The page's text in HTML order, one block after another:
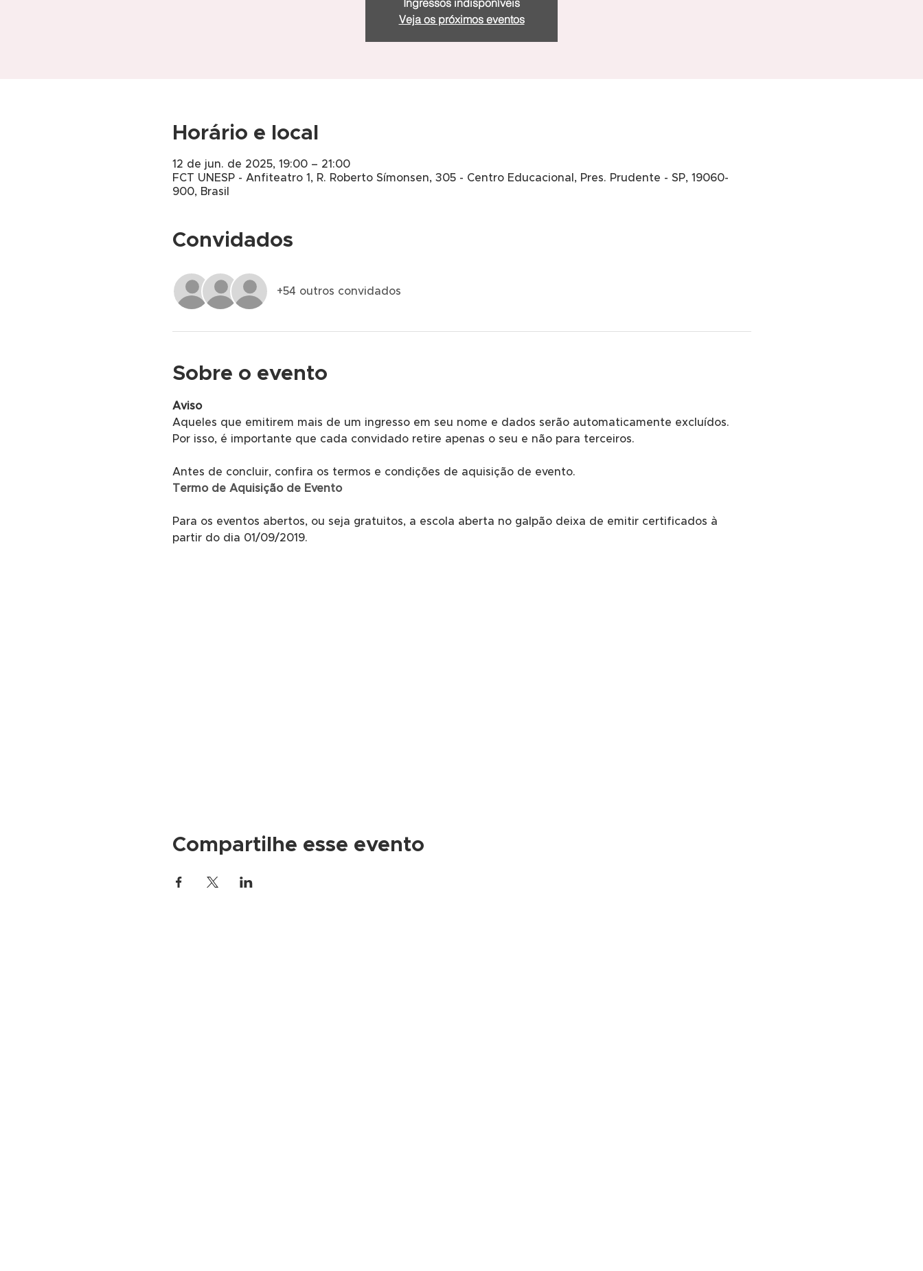
Ingressos indisponíveis
Veja os próximos eventos
Horário e local
12 de jun. de 2025, 19:00 – 21:00
FCT UNESP - Anfiteatro 1, R. Roberto Símonsen, 305 - Centro Educacional, Pres. Prudente - SP, 19060-
900, Brasil
Convidados
+54 outros convidados
Sobre o evento
Aviso
Aqueles que emitirem mais de um ingresso em seu nome e dados serão automaticamente excluídos.
Por isso, é importante que cada convidado retire apenas o seu e não para terceiros.
Antes de concluir, confira os termos e condições de aquisição de evento.
Termo de Aquisição de Evento
Para os eventos abertos, ou seja gratuitos, a escola aberta no galpão deixa de emitir certificados à
partir do dia 01/09/2019.
Compartilhe esse evento